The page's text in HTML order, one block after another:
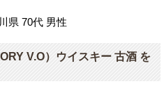
県 70代 男性
V.O）ウイスキー 古酒 を